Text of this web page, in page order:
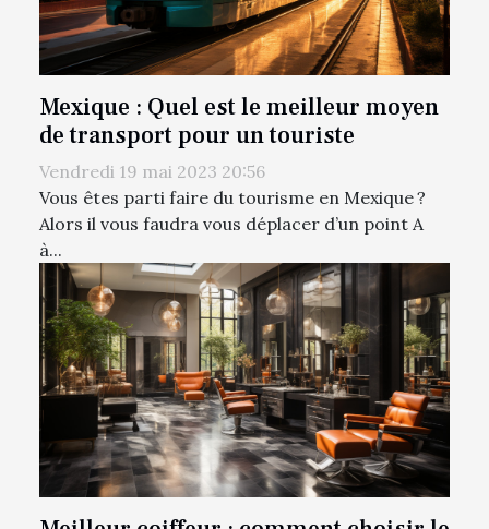
Mexique : Quel est le meilleur moyen
de transport pour un touriste
Vendredi 19 mai 2023 20:56
Vous êtes parti faire du tourisme en Mexique ?
Alors il vous faudra vous déplacer d’un point A
à...